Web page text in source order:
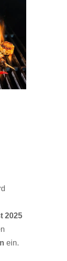
2025
ein.